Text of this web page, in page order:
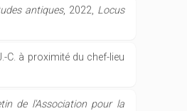
antiques, 2022, Locus
C. à proximité du chef-lieu
de l'Association pour la